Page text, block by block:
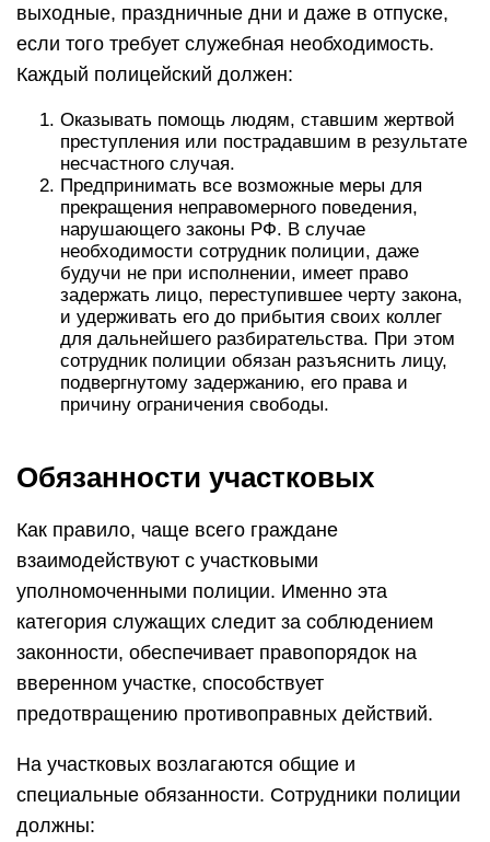
выходные, праздничные дни и даже в отпуске,
если того требует служебная необходимость.
Каждый полицейский должен:
Оказывать помощь людям, ставшим жертвой
преступления или пострадавшим в результате
несчастного случая.
Предпринимать все возможные меры для
прекращения неправомерного поведения,
нарушающего законы РФ. В случае
необходимости сотрудник полиции, даже
будучи не при исполнении, имеет право
задержать лицо, переступившее черту закона,
и удерживать его до прибытия своих коллег
для дальнейшего разбирательства. При этом
сотрудник полиции обязан разъяснить лицу,
подвергнутому задержанию, его права и
причину ограничения свободы.
Обязанности участковых
Как правило, чаще всего граждане
взаимодействуют с участковыми
уполномоченными полиции. Именно эта
категория служащих следит за соблюдением
законности, обеспечивает правопорядок на
вверенном участке, способствует
предотвращению противоправных действий.
На участковых возлагаются общие и
специальные обязанности. Сотрудники полиции
должны: